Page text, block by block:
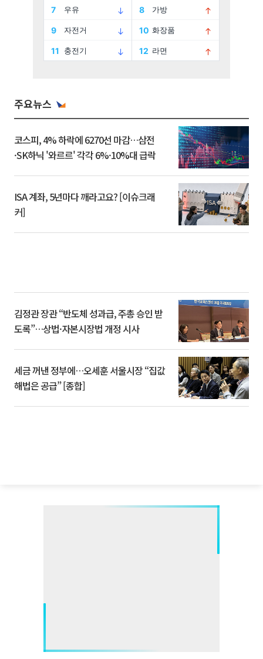
주요뉴스
코스피, 4% 하락에 6270선 마감…삼전
·SK하닉 '와르르' 각각 6%·10%대 급락
ISA 계좌, 5년마다 깨라고요? [이슈크래
커]
김정관 장관 “반도체 성과급, 주총 승인 받
도록”…상법·자본시장법 개정 시사
세금 꺼낸 정부에…오세훈 서울시장 “집값
해법은 공급” [종합]